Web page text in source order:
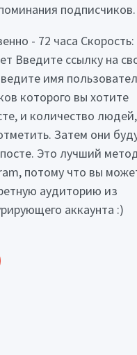
подписчиков.
- 72 часа
Введите ссылку на
имя
которого вы хотите
и количество людей,
Затем они
Это лучший
потому что вы
аудиторию из
аккаунта :)